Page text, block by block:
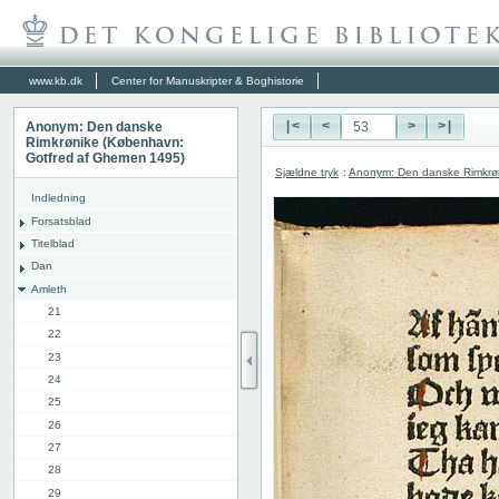
www.kb.dk Center for Manuskripter & Boghistorie
Anonym: Den danske
Rimkrønike (København:
Gotfred af Ghemen 1495)
Indledning
Forsatsblad
Titelblad
Dan
Amleth
21
22
23
24
25
26
27
28
29
|< < > >|
Sjældne tryk : Anonym: Den danske